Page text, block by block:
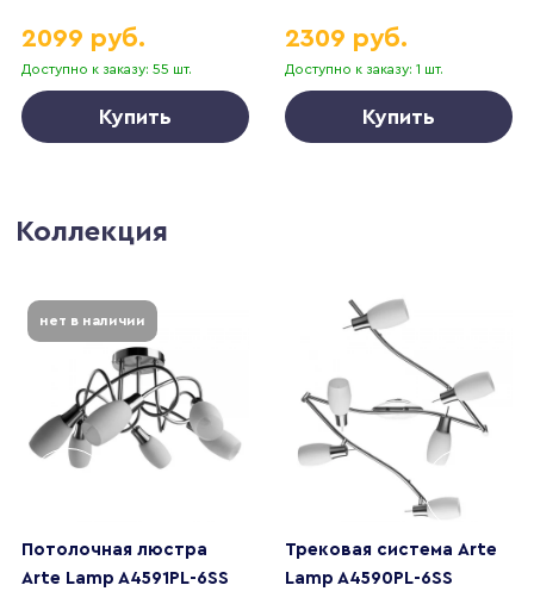
Доступно к заказу: 55 шт.
2099 руб.
Купить
Доступно к заказу: 1 шт.
2309 руб.
Купить
Коллекция
Потолочная люстра
Arte Lamp A4591PL-6SS
нет в наличии
Трековая система Arte
Lamp A4590PL-6SS